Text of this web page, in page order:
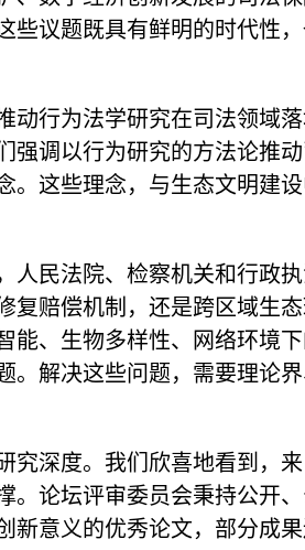
些议题既具有鲜明的时代性
动行为法学研究在司法领域
强调以行为研究的方法论推
这些理念，与生态文明建
人民法院、检察机关和行政
赔偿机制，还是跨区域生
能、生物多样性、网络环境
。解决这些问题，需要理论
究深度。我们欣喜地看到，
论坛评审委员会秉持公开
意义的优秀论文，部分成